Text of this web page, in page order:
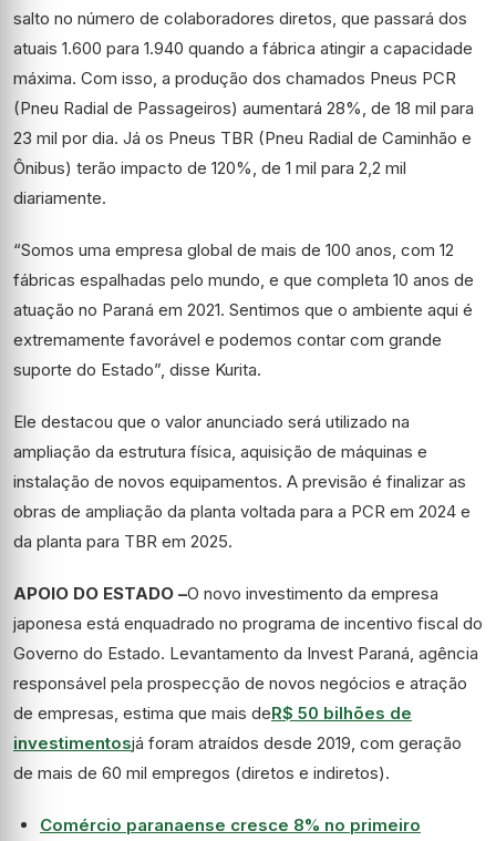
salto no número de colaboradores diretos, que passará dos
atuais 1.600 para 1.940 quando a fábrica atingir a capacidade
máxima. Com isso, a produção dos chamados Pneus PCR
(Pneu Radial de Passageiros) aumentará 28%, de 18 mil para
23 mil por dia. Já os Pneus TBR (Pneu Radial de Caminhão e
Ônibus) terão impacto de 120%, de 1 mil para 2,2 mil
diariamente.
“Somos uma empresa global de mais de 100 anos, com 12
fábricas espalhadas pelo mundo, e que completa 10 anos de
atuação no Paraná em 2021. Sentimos que o ambiente aqui é
extremamente favorável e podemos contar com grande
suporte do Estado”, disse Kurita.
Ele destacou que o valor anunciado será utilizado na
ampliação da estrutura física, aquisição de máquinas e
instalação de novos equipamentos. A previsão é finalizar as
obras de ampliação da planta voltada para a PCR em 2024 e
da planta para TBR em 2025.
APOIO DO ESTADO –O novo investimento da empresa
japonesa está enquadrado no programa de incentivo fiscal do
Governo do Estado. Levantamento da Invest Paraná, agência
responsável pela prospecção de novos negócios e atração
de empresas, estima que mais deR$ 50 bilhões de
investimentosjá foram atraídos desde 2019, com geração
de mais de 60 mil empregos (diretos e indiretos).
Comércio paranaense cresce 8% no primeiro